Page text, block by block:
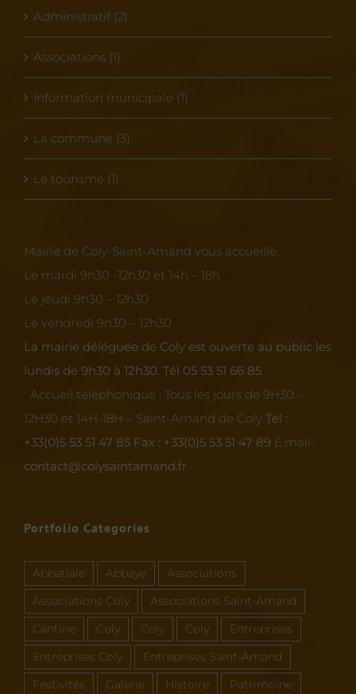
Administratif (2)
Associations (1)
Information municipale (1)
La commune (3)
Le tourisme (1)
Mairie de Coly-Saint-Amand vous accueille.
Le mardi 9h30 -12h30 et 14h – 18h
Le jeudi 9h30 – 12h30
Le vendredi 9h30 – 12h30
La mairie déléguée de Coly est ouverte au public les
lundis de 9h30 à 12h30. Tél 05 53 51 66 85
Accueil téléphonique : Tous les jours de 9H30 –
12H30 et 14H-18H – Saint-Amand de Coly Tél :
+33(0)5 53 51 47 85 Fax : +33(0)5 53 51 47 89 E.mail :
contact@colysaintamand.fr
Portfolio Categories
Abbatiale Abbaye Associations
Associations Coly Associations Saint-Amand
Cantine Coly Coly Coly Entreprises
Entreprises Coly Entreprises Saint-Amand
Festivités Galerie Histoire Patrimoine